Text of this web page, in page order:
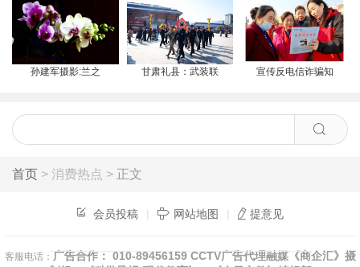
孙建军摄影:兰之 甘肃礼县：武装联 宣传反电信诈骗知
首页 > 消费热点 > 正文
会员投稿 | 网站地图 | 提意见
客服电话： 广告合作： 010-89456159 CCTV广告代理融媒《商企汇》摄